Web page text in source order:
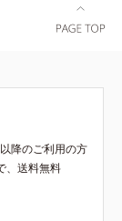
降のご利用の方
、送料無料